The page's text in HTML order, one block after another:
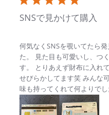
SNSで見かけて購入
何気なくSNSを覗いてたら
た。 見た目も可愛いし、つ
す。 とりあえず財布に入れ
せびらかしてます笑 みんな
味も持ってくれて何よりで
read more about